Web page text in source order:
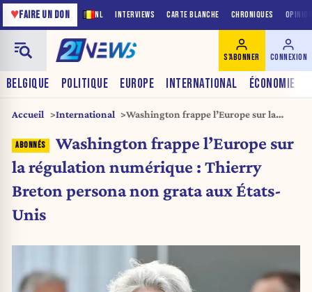
NL INTERVIEWS CARTE BLANCHE CHRONIQUES
♥FAIRE UN DON
BELGIQUE POLITIQUE EUROPE INTERNATIONAL ÉCONOMIE
S'ABONNER CONNEXION
Accueil International
Washington frappe l’Europe sur la
persona non grata aux États-Unis
Washington frappe l’Europe sur
la régulation numérique : Thierry
Breton persona non grata aux États-
Unis